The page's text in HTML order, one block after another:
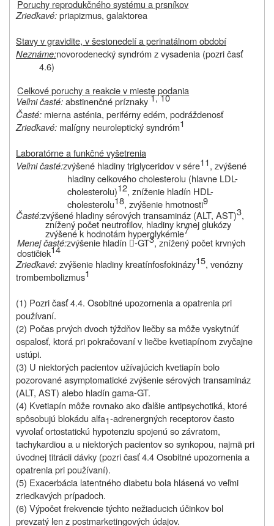
Poruchy reprodukčného systému a prsníkov
Zriedkavé:priapizmus, galaktorea
Stavy v gravidite, v šestonedelí a perinatálnom období
Neznáme:novorodenecký syndróm z vysadenia (pozri časť
4.6)
Celkové poruchy a reakcie v mieste podania
Veľmi časté:abstinenčné príznaky1, 10
Časté: mierna asténia, periférny edém, podráždenosť
Zriedkavé: malígny neuroleptický syndróm1
Laboratórne a funkčné vyšetrenia
Veľmi časté:zvýšené hladiny triglyceridov v sére11, zvýšené
hladiny celkového cholesterolu (hlavne LDL-
cholesterolu)12, zníženie hladín HDL-
cholesterolu18, zvýšenie hmotnosti9
Časté:zvýšené hladiny sérových transamináz (ALT, AST)3,
znížený počet neutrofilov, hladiny krvnej glukózy
zvýšené k hodnotám hyperglykémie7
Menej časté:zvýšenie hladín ‑GT3, znížený počet krvných
dostičiek14
Zriedkavé:zvýšenie hladiny kreatínfosfokinázy15, venózny
trombembolizmus1
(1) Pozri časť 4.4. Osobitné upozornenia a opatrenia pri
používaní.
(2) Počas prvých dvoch týždňov liečby sa môže vyskytnúť
ospalosť, ktorá pri pokračovaní v liečbe kvetiapínom zvyčajne
ustúpi.
(3) U niektorých pacientov užívajúcichkvetiapínbolo
pozorované asymptomatické zvýšenie sérových transamináz
(ALT, AST) alebo hladín gama-GT.
(4) Kvetiapín môže rovnako ako ďalšie antipsychotiká, ktoré
spôsobujú blokádu alfa1-adrenergných receptorov často
vyvolať ortostatickú hypotenziu spojenú so závratom,
tachykardiou a u niektorých pacientov so synkopou, najmä pri
úvodnej titrácii dávky (pozri časť 4.4Osobitné upozornenia a
opatrenia pri používaní).
(5) Exacerbácia latentného diabetu bola hlásená vo veľmi
zriedkavých prípadoch.
(6) Výpočet frekvencie týchto nežiaducich účinkov bol
prevzatý len z postmarketingových údajov.